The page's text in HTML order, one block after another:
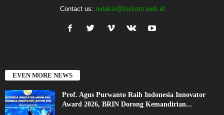
Contact us: redaksi@biskom.web.id
EVEN MORE NEWS
Prof. Agus Purwanto Raih Indonesia Innovator
Award 2026, BRIN Dorong Kemandirian...